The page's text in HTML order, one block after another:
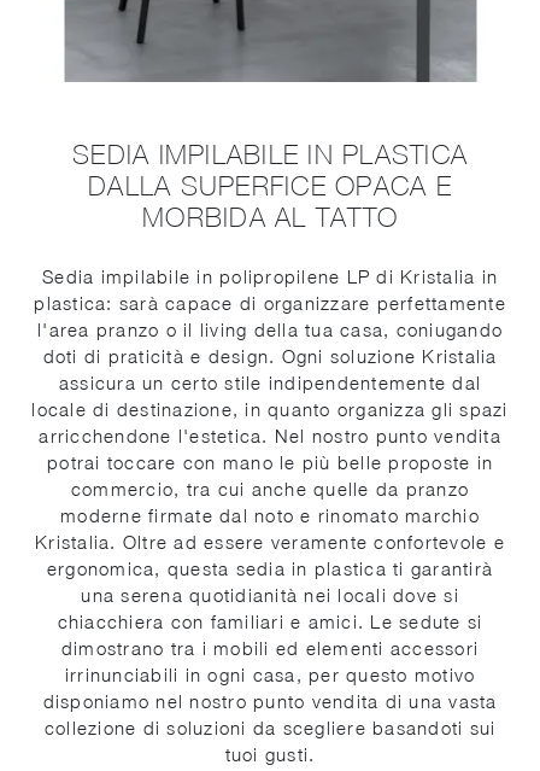
SEDIA IMPILABILE IN PLASTICA
DALLA SUPERFICE OPACA E
MORBIDA AL TATTO
Sedia impilabile in polipropilene LP di Kristalia in
plastica: sarà capace di organizzare perfettamente
l'area pranzo o il living della tua casa, coniugando
doti di praticità e design. Ogni soluzione Kristalia
assicura un certo stile indipendentemente dal
locale di destinazione, in quanto organizza gli spazi
arricchendone l'estetica. Nel nostro punto vendita
potrai toccare con mano le più belle proposte in
commercio, tra cui anche quelle da pranzo
moderne firmate dal noto e rinomato marchio
Kristalia. Oltre ad essere veramente confortevole e
ergonomica, questa sedia in plastica ti garantirà
una serena quotidianità nei locali dove si
chiacchiera con familiari e amici. Le sedute si
dimostrano tra i mobili ed elementi accessori
irrinunciabili in ogni casa, per questo motivo
disponiamo nel nostro punto vendita di una vasta
collezione di soluzioni da scegliere basandoti sui
tuoi gusti.